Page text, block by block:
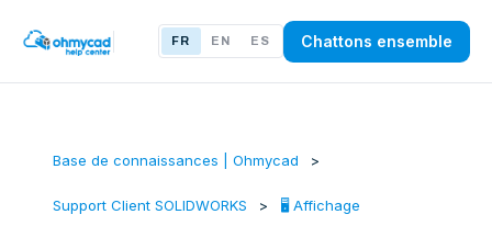
FR EN ES Chattons ensemble
Base de connaissances | Ohmycad
Support Client SOLIDWORKS 🖥️ Affichage